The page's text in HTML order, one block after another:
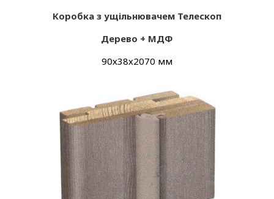
Коробка з ущільнювачем Телескоп
Дерево + МДФ
90х38х2070 мм